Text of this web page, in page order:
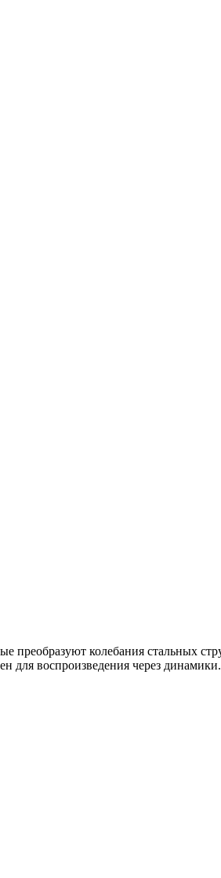
колебания стальных
для воспроизведения через